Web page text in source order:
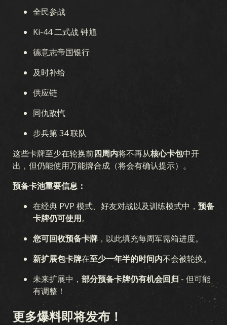
全民参战
Ki-44 二式战 钟馗
德意志帝国银行
及时补给
供应链
同仇敌忾
步兵第 34 联队
这些卡牌至少在轮换前四周内将不再从核心卡包中开
出，但仍能使用万能牌合成（将会有确认提示）。
预备卡池重要信息：
在经典 PVP 模式、好友对战以及训练模式中， 预备
卡牌仍可使用。
您可回收预备卡牌 ，以此填充每周军需箱进度。
新扩展包卡牌在至少一年半的时间内不会被轮换。
未来扩展中， 部分预备卡牌仍有机会回归- 但可能
有调整！
更多爆料即将发布！